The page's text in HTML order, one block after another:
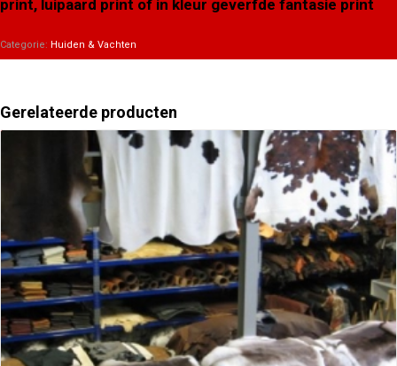
print, luipaard print of in kleur geverfde fantasie print
Categorie: Huiden & Vachten
Gerelateerde producten